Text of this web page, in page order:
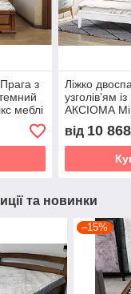
з
меблі
Ліжко
узголів’ям
АКСІОМА
білий
від 10 868
та новинки
–15%